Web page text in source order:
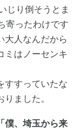
じり倒そうとま
寄ったわけです
大人なんだから
ミはノーセンキ
すすっていたな
ました。
「僕、埼玉から来